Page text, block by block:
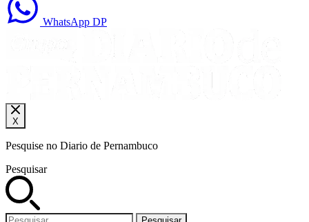
WhatsApp DP
X
Pesquise no Diario de Pernambuco
Pesquisar